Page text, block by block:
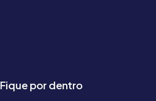
Fique por dentro